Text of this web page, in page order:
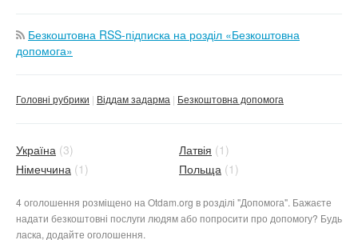
Безкоштовна RSS-підписка на розділ «Безкоштовна
допомога»
Головні рубрики Віддам задарма Безкоштовна допомога
Україна (3) Латвія (1)
Німеччина (1) Польща (1)
4 оголошення розміщено на Otdam.org в розділі "Допомога". Бажаєте
надати безкоштовні послуги людям або попросити про допомогу? Будь
ласка, додайте оголошення.